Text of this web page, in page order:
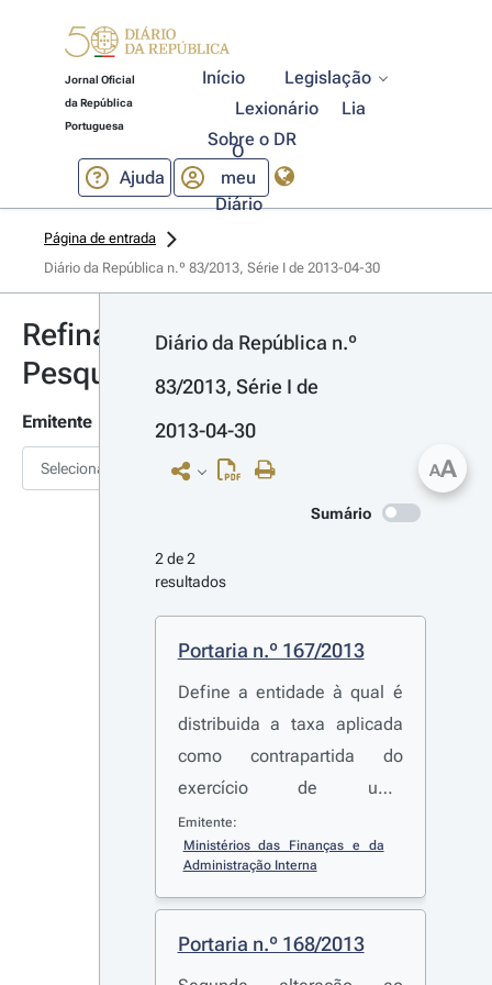
Jornal Oficial
da República
Portuguesa
Início
Legislação
Lexionário
Lia
Sobre o DR
Ajuda
O
meu
Diário
Página de entrada
Diário da República n.º 83/2013, Série I de 2013-04-30
Refinar
Pesquisa
Emitente
Selecionar
Diário da República n.º
83/2013, Série I de
2013-04-30
Sumário
2 de 2
resultados
Portaria n.º 167/2013
Define a entidade à qual é
distribuida a taxa aplicada
como contrapartida do
exercício de uma
competência de controlo
público da emissão de
seguro de responsabilidade
civil automóvel
Emitente:
Ministérios das Finanças e da
Administração Interna
Portaria n.º 168/2013
AA